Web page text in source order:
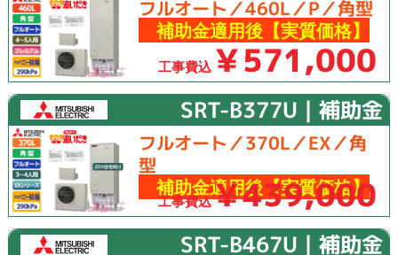
フルオート／460L／P／角型
補助金適用後【実質価格】
工事費込 ￥571,000
SRT-B377U｜補助金
フルオート／370L／EX／角
型
補助金適用後【実質価格】
工事費込￥439,000
SRT-B467U｜補助金